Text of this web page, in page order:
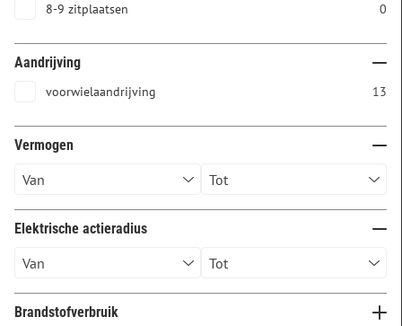
8-9 zitplaatsen
0
Aandrijving
voorwielaandrijving 13
Vermogen
Elektrische actieradius
Brandstofverbruik